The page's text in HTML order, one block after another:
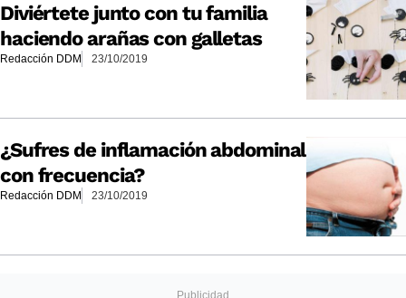
Diviértete junto con tu familia
haciendo arañas con galletas
Redacción DDM 23/10/2019
¿Sufres de inflamación abdominal
con frecuencia?
Redacción DDM 23/10/2019